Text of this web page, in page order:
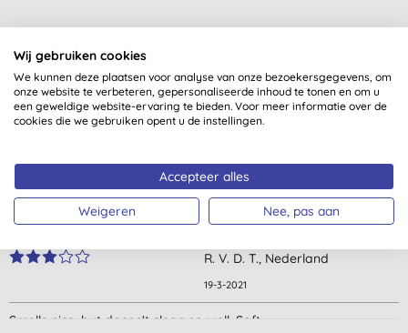
Klantbeoordelingen
3,7 van 5 (7 beoordelingen)
H. B., Rjjswijk
11-6-2025
R. V. D. T., Nederland
19-3-2021
Smells nice, but doesn't clean so well. Soft.
Wij gebruiken cookies
We kunnen deze plaatsen voor analyse van onze bezoekersgegevens, om
onze website te verbeteren, gepersonaliseerde inhoud te tonen en om u
een geweldige website-ervaring te bieden. Voor meer informatie over de
cookies die we gebruiken opent u de instellingen.
Accepteer alles
Weigeren Nee, pas aan